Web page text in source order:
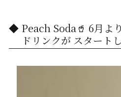
Peach Soda🥤 6月よ
ドリンクが スタート